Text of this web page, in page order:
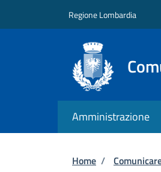
Regione Lombardia
Amministrazione
Briciole
Home /